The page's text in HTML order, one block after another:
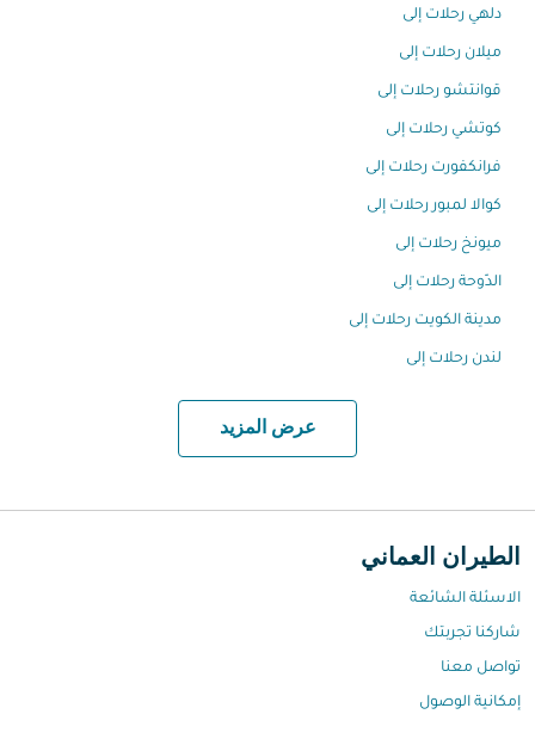
دلهي رحلات إلى
ميلان رحلات إلى
قوانتشو رحلات إلى
كوتشي رحلات إلى
فرانكفورت رحلات إلى
كوالا لمبور رحلات إلى
ميونخ رحلات إلى
الدّوحة رحلات إلى
مدينة الكويت رحلات إلى
لندن رحلات إلى
عرض المزيد
الطيران العماني
الاسئلة الشائعة
شاركنا تجربتك
تواصل معنا
إمكانية الوصول